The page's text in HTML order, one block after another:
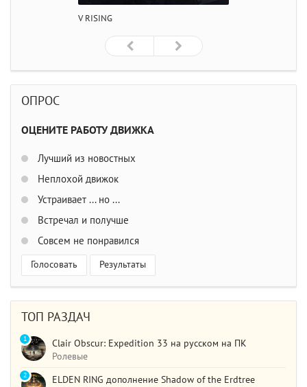
V RISING
ОПРОС
ОЦЕНИТЕ РАБОТУ ДВИЖКА
Лучший из новостных
Неплохой движок
Устраивает ... но ...
Встречал и получше
Совсем не понравился
Голосовать Результаты
ТОП РАЗДАЧ
Clair Obscur: Expedition 33 на русском на ПК
Ролевые
1
ELDEN RING дополнение Shadow of the Erdtree
2